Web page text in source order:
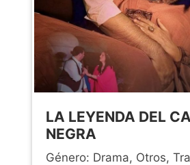
LA LEYENDA DEL
NEGRA
Género: Drama, Otros,